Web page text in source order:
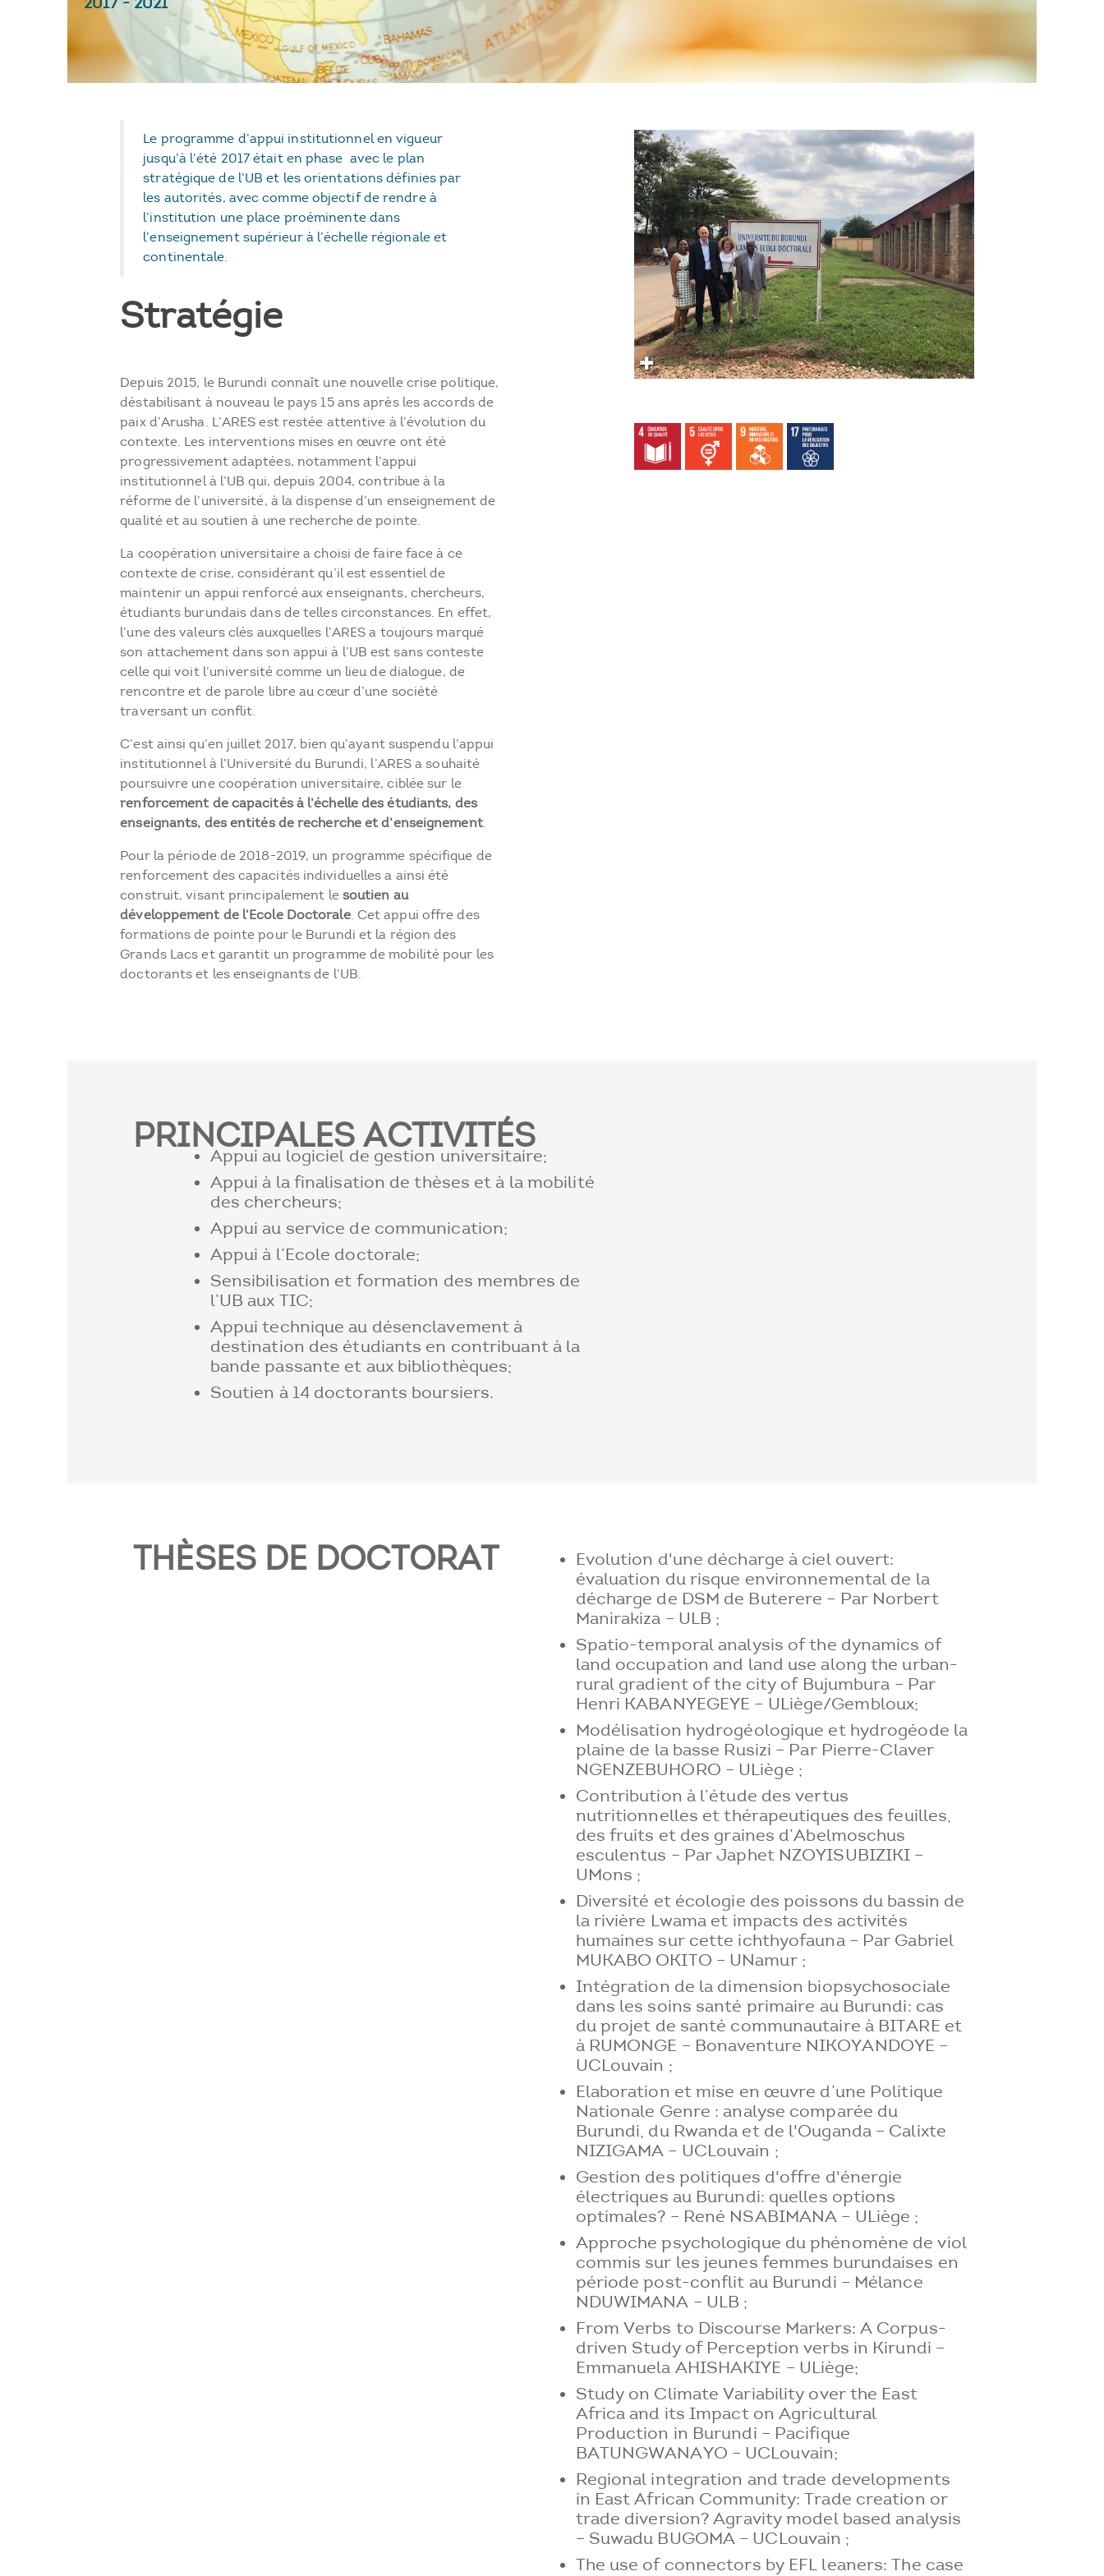
Le programme d’appui institutionnel en vigueur
jusqu’à l’été 2017 était en phase avec le plan
stratégique de l’UB et les orientations définies par
les autorités, avec comme objectif de rendre à
l’institution une place proéminente dans
l’enseignement supérieur à l’échelle régionale et
continentale.
Stratégie
Depuis 2015, le Burundi connaît une nouvelle crise politique,
déstabilisant à nouveau le pays 15 ans après les accords de
paix d’Arusha. L’ARES est restée attentive à l’évolution du
contexte. Les interventions mises en œuvre ont été
progressivement adaptées, notamment l’appui
institutionnel à l’UB qui, depuis 2004, contribue à la
réforme de l’université, à la dispense d’un enseignement de
qualité et au soutien à une recherche de pointe.
La coopération universitaire a choisi de faire face à ce
contexte de crise, considérant qu’il est essentiel de
maintenir un appui renforcé aux enseignants, chercheurs,
étudiants burundais dans de telles circonstances. En effet,
l’une des valeurs clés auxquelles l’ARES a toujours marqué
son attachement dans son appui à l’UB est sans conteste
celle qui voit l’université comme un lieu de dialogue, de
rencontre et de parole libre au cœur d’une société
traversant un conflit.
C’est ainsi qu’en juillet 2017, bien qu’ayant suspendu l’appui
institutionnel à l’Université du Burundi, l’ARES a souhaité
poursuivre une coopération universitaire, ciblée sur le
renforcement de capacités à l’échelle des étudiants, des
enseignants, des entités de recherche et d’enseignement.
Pour la période de 2018-2019, un programme spécifique de
renforcement des capacités individuelles a ainsi été
construit, visant principalement le soutien au
développement de l’Ecole Doctorale. Cet appui offre des
formations de pointe pour le Burundi et la région des
Grands Lacs et garantit un programme de mobilité pour les
doctorants et les enseignants de l’UB.
PRINCIPALES ACTIVITÉS
Appui au logiciel de gestion universitaire;
Appui à la finalisation de thèses et à la mobilité
des chercheurs;
Appui au service de communication;
Appui à l’Ecole doctorale;
Sensibilisation et formation des membres de
l’UB aux TIC;
Appui technique au désenclavement à
destination des étudiants en contribuant à la
bande passante et aux bibliothèques;
Soutien à 14 doctorants boursiers.
THÈSES DE DOCTORAT
Evolution d'une décharge à ciel ouvert:
évaluation du risque environnemental de la
décharge de DSM de Buterere – Par Norbert
Manirakiza – ULB ;
Spatio-temporal analysis of the dynamics of
land occupation and land use along the urban-
rural gradient of the city of Bujumbura – Par
Henri KABANYEGEYE – ULiège/Gembloux;
Modélisation hydrogéologique et hydrogéode la
plaine de la basse Rusizi – Par Pierre-Claver
NGENZEBUHORO – ULiège ;
Contribution à l’étude des vertus
nutritionnelles et thérapeutiques des feuilles,
des fruits et des graines d’Abelmoschus
esculentus – Par Japhet NZOYISUBIZIKI –
UMons ;
Diversité et écologie des poissons du bassin de
la rivière Lwama et impacts des activités
humaines sur cette ichthyofauna – Par Gabriel
MUKABO OKITO – UNamur ;
Intégration de la dimension biopsychosociale
dans les soins santé primaire au Burundi: cas
du projet de santé communautaire à BITARE et
à RUMONGE – Bonaventure NIKOYANDOYE –
UCLouvain ;
Elaboration et mise en œuvre d’une Politique
Nationale Genre : analyse comparée du
Burundi, du Rwanda et de l'Ouganda – Calixte
NIZIGAMA – UCLouvain ;
Gestion des politiques d'offre d'énergie
électriques au Burundi: quelles options
optimales? – René NSABIMANA – ULiège ;
Approche psychologique du phénomène de viol
commis sur les jeunes femmes burundaises en
période post-conflit au Burundi – Mélance
NDUWIMANA – ULB ;
From Verbs to Discourse Markers: A Corpus-
driven Study of Perception verbs in Kirundi –
Emmanuela AHISHAKIYE – ULiège;
Study on Climate Variability over the East
Africa and its Impact on Agricultural
Production in Burundi – Pacifique
BATUNGWANAYO – UCLouvain;
Regional integration and trade developments
in East African Community: Trade creation or
trade diversion? Agravity model based analysis
– Suwadu BUGOMA – UCLouvain ;
The use of connectors by EFL leaners: The case